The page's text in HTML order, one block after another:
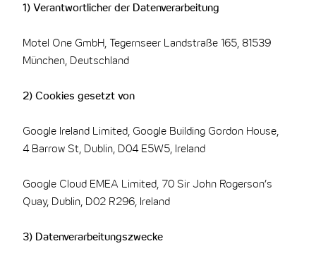
1) Verantwortlicher der Datenverarbeitung
Motel One GmbH, Tegernseer Landstraße 165, 81539
München, Deutschland
2) Cookies gesetzt von
Google Ireland Limited, Google Building Gordon House,
4 Barrow St, Dublin, D04 E5W5, Ireland
Google Cloud EMEA Limited, 70 Sir John Rogerson’s
Quay, Dublin, D02 R296, Ireland
3) Datenverarbeitungszwecke